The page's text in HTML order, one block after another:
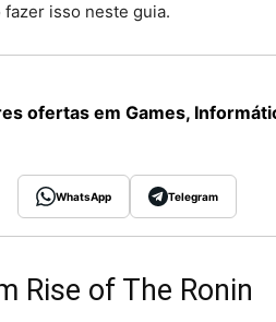
isso neste guia.
ofertas em Games,
WhatsApp Telegram
Rise of The Ronin